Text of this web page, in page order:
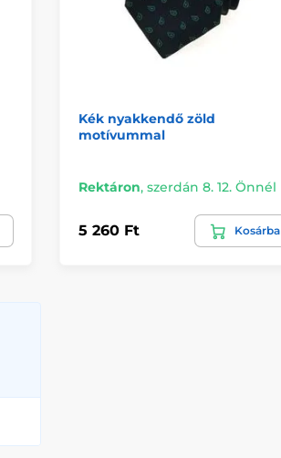
Kék nyakkendő zöld
motívummal
Rektáron, szerdán 8. 12. Önnél
5 260 Ft Kosárba